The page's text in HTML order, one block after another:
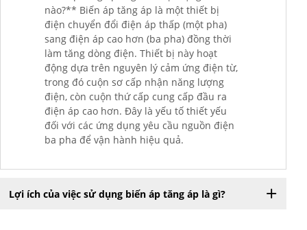
nào?** Biến áp tăng áp là một thiết bị
điện chuyển đổi điện áp thấp (một pha)
sang điện áp cao hơn (ba pha) đồng thời
làm tăng dòng điện. Thiết bị này hoạt
động dựa trên nguyên lý cảm ứng điện từ,
trong đó cuộn sơ cấp nhận năng lượng
điện, còn cuộn thứ cấp cung cấp đầu ra
điện áp cao hơn. Đây là yếu tố thiết yếu
đối với các ứng dụng yêu cầu nguồn điện
ba pha để vận hành hiệu quả.
Lợi ích của việc sử dụng biến áp tăng áp là gì?